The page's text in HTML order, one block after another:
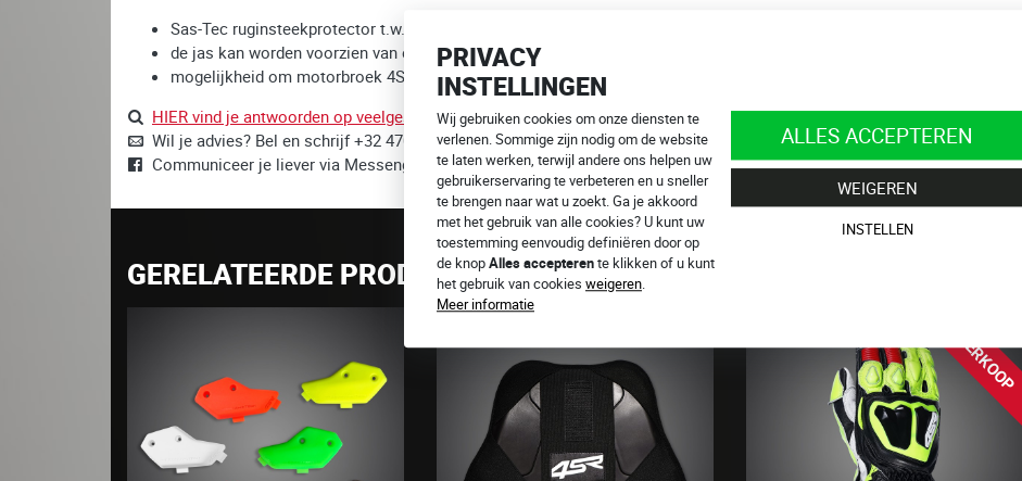
PRIVACY
INSTELLINGEN
Wij gebruiken cookies om onze diensten te
verlenen. Sommige zijn nodig om de website
te laten werken, terwijl andere ons helpen uw
gebruikerservaring te verbeteren en u sneller
te brengen naar wat u zoekt. Ga je akkoord
met het gebruik van alle cookies? U kunt uw
toestemming eenvoudig definiëren door op
de knopAlles accepterente klikken of u kunt
het gebruik van cookies weigeren.
Meer informatie
ALLES ACCEPTEREN
WEIGEREN
INSTELLEN
Sas-Tec ruginsteekprotector t.w.v. CZK 990 is onderdeel van de motorjas
de jas kan worden voorzien van een 4SR borstbeschermer uit de werkplaats van de Duitse fabrikant Sas-Tec
mogelijkheid om motorbroek 4SR te bevestigen met een korte en omlopende ritssluiting
HIER vind je antwoorden op veelgestelde vragen.
Wil je advies? Bel en schrijf +32 470 205 230,info@4SR.be
Communiceer je liever via Messenger? Wij zijn online!
GERELATEERDE PRODUCTEN
UITVERKOOP